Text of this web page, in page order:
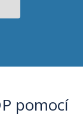
pomocí